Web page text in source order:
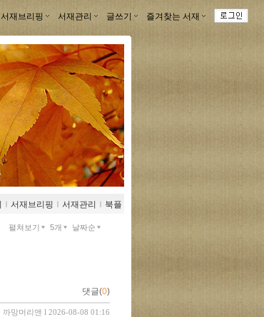
서재브리핑 서재관리 글쓰기 즐겨찾는 서재
ｌ 서재브리핑 ｌ 서재관리 ｌ 북플
펼쳐보기 5개 날짜순
댓글(0)
까망머리앤 l 2026-08-08 01:16